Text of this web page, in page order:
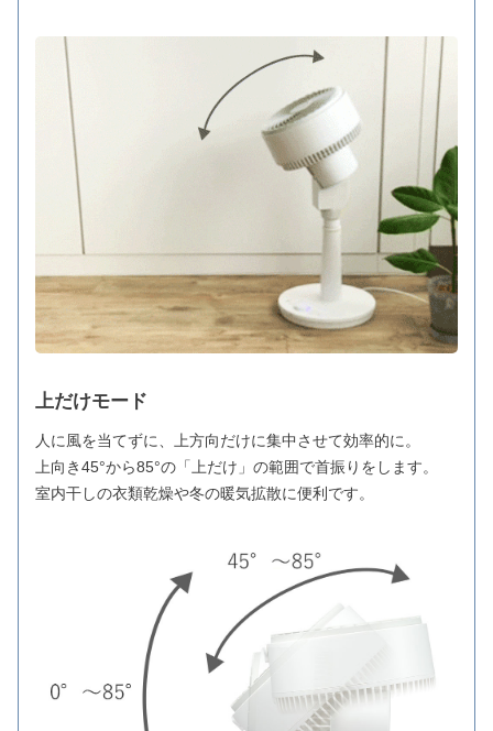
上だけモード
人に風を当てずに、上方向だけに集中させて効率的に。
上向き45°から85°の「上だけ」の範囲で首振りをします。
室内干しの衣類乾燥や冬の暖気拡散に便利です。